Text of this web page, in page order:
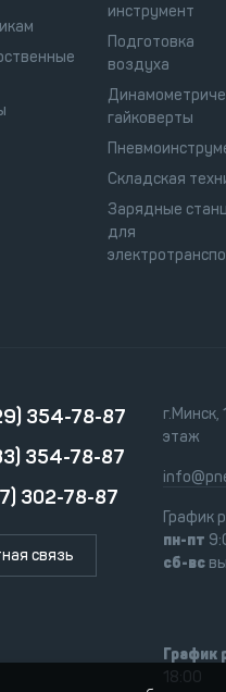
инструмент
Подготовка
воздуха
гайковерты
Складская
Зарядные
для
354-78-87
354-78-87
302-78-87
связь
г.Минск,
этаж
График
пн-пт
сб-вс
График
18:00